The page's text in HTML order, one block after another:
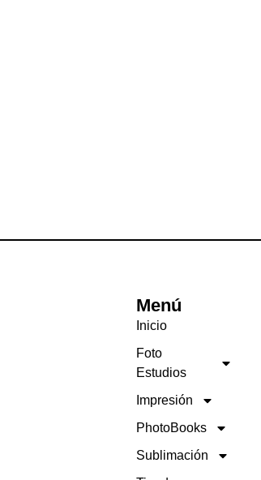
Menú
Inicio
Foto
Estudios
Impresión
PhotoBooks
Sublimación